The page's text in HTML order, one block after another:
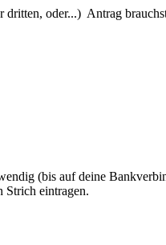
dritten, oder...) Antrag
(bis auf deine
Strich eintragen.